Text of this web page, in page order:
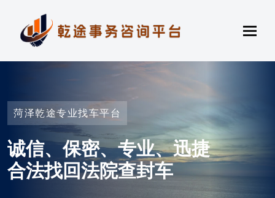
菏泽乾途专业找车平台
诚信、保密、专业、迅捷
合法找回法院查封车